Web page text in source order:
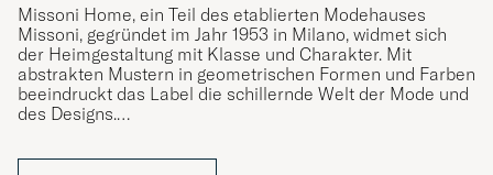
Missoni Home, ein Teil des etablierten Modehauses
Missoni, gegründet im Jahr 1953 in Milano, widmet sich
der Heimgestaltung mit Klasse und Charakter. Mit
abstrakten Mustern in geometrischen Formen und Farben
beeindruckt das Label die schillernde Welt der Mode und
des Designs.
Das Geheimnis des kreativen Stils von Missoni liegt in